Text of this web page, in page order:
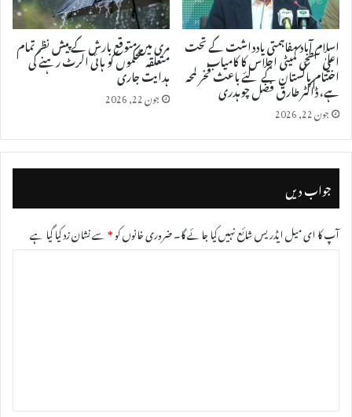
اسلام آباد مفاہمتی یادداشت کے تحت
اعلیٰ سطحی کمیٹی اجلاس کا کامیاب
اختتام پاکستان کے لئے باعث فخر لمحہ
ہے، ڈاکٹر طارق فضل چوہدری
جون 22, 2026
مری میں متوقع بارش کے پیش نظر تمام
متعلقہ محکموں کو ہائی الرٹ رہنے کی
ہدایت جاری
جون 22, 2026
جواب دیں
آپ کا ای میل ایڈریس شائع نہیں کیا جائے گا۔ضروری خانوں کو*سے نشان زد کیا گیا ہے